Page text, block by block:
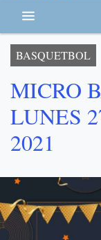
BASQUETBOL
MICRO
LUNES
2021